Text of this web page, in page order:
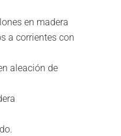
en madera
a corrientes con
aleación de